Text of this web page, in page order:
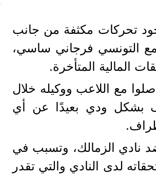
تحركات مكثفة من جانب
التونسي فرجاني ساسي،
المالية المتأخرة.
مع اللاعب ووكيله خلال
بشكل ودي بعيدًا عن أي
نادي الزمالك، وتسبب في
بسبب مستحقاته لدى النادي والتي تقدر